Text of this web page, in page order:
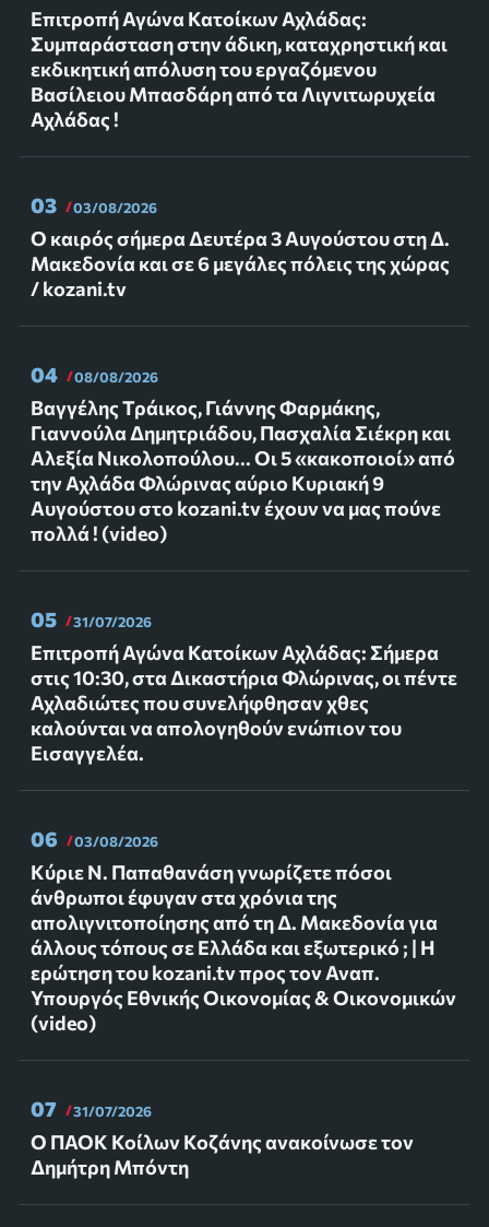
Επιτροπή Αγώνα Κατοίκων Αχλάδας:
Συμπαράσταση στην άδικη, καταχρηστική και
εκδικητική απόλυση του εργαζόμενου
Βασίλειου Μπασδάρη από τα Λιγνιτωρυχεία
Αχλάδας !
03 03/08/2026
Ο καιρός σήμερα Δευτέρα 3 Αυγούστου στη Δ.
Μακεδονία και σε 6 μεγάλες πόλεις της χώρας
/ kozani.tv
04 08/08/2026
Βαγγέλης Τράικος, Γιάννης Φαρμάκης,
Γιαννούλα Δημητριάδου, Πασχαλία Σιέκρη και
Αλεξία Νικολοπούλου... Οι 5 «κακοποιοί» από
την Αχλάδα Φλώρινας αύριο Κυριακή 9
Αυγούστου στο kozani.tv έχουν να μας πούνε
πολλά ! (video)
05 31/07/2026
Επιτροπή Αγώνα Κατοίκων Αχλάδας: Σήμερα
στις 10:30, στα Δικαστήρια Φλώρινας, οι πέντε
Αχλαδιώτες που συνελήφθησαν χθες
καλούνται να απολογηθούν ενώπιον του
Εισαγγελέα.
06 03/08/2026
Κύριε Ν. Παπαθανάση γνωρίζετε πόσοι
άνθρωποι έφυγαν στα χρόνια της
απολιγνιτοποίησης από τη Δ. Μακεδονία για
άλλους τόπους σε Ελλάδα και εξωτερικό ; | Η
ερώτηση του kozani.tv προς τον Αναπ.
Υπουργός Εθνικής Οικονομίας & Οικονομικών
(video)
07 31/07/2026
Ο ΠΑΟΚ Κοίλων Κοζάνης ανακοίνωσε τον
Δημήτρη Μπόντη